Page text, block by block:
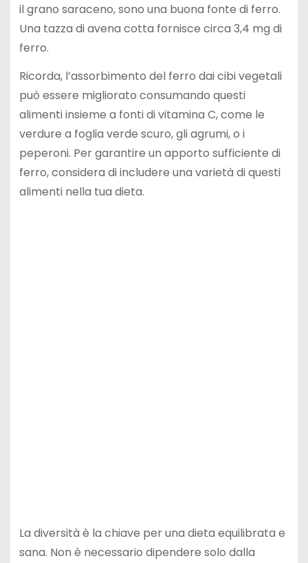
il grano saraceno, sono una buona fonte di ferro.
Una tazza di avena cotta fornisce circa 3,4 mg di
ferro.
Ricorda, l’assorbimento del ferro dai cibi vegetali
può essere migliorato consumando questi
alimenti insieme a fonti di vitamina C, come le
verdure a foglia verde scuro, gli agrumi, o i
peperoni. Per garantire un apporto sufficiente di
ferro, considera di includere una varietà di questi
alimenti nella tua dieta.
La diversità è la chiave per una dieta equilibrata e
sana. Non è necessario dipendere solo dalla